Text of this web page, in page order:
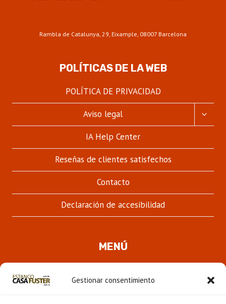
Gestionar consentimiento
Rambla de Catalunya, 29, Eixample, 08007 Barcelona
POLÍTICAS DE LA WEB
POLÍTICA DE PRIVACIDAD
Aviso legal
IA Help Center
Reseñas de clientes satisfechos
Contacto
Declaración de accesibilidad
MENÚ